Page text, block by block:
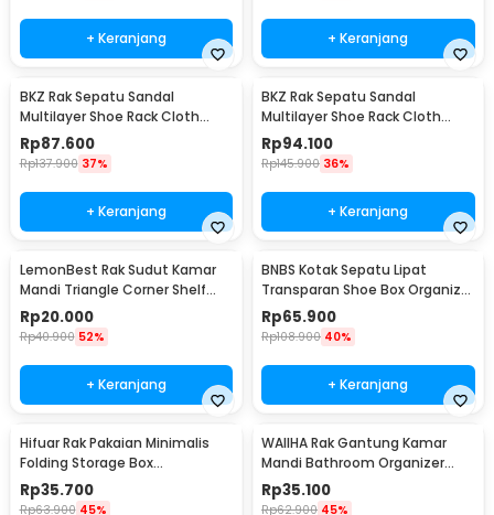
+ Keranjang + Keranjang
BKZ Rak Sepatu Sandal
Multilayer Shoe Rack Cloth
Storage 7 Layer - F10
Rp87.600
Rp137.900 37%
+ Keranjang
BKZ Rak Sepatu Sandal
Multilayer Shoe Rack Cloth
Storage 9 Layer - F10
Rp94.100
Rp145.900 36%
+ Keranjang
LemonBest Rak Sudut Kamar
Mandi Triangle Corner Shelf
Stainless Steel - G49
Rp20.000
Rp40.900 52%
+ Keranjang
BNBS Kotak Sepatu Lipat
Transparan Shoe Box Organizer
6 PCS Size L - LF010
Rp65.900
Rp108.900 40%
+ Keranjang
Hifuar Rak Pakaian Minimalis
Folding Storage Box
95x33x14cm - HR01
Rp35.700
Rp63.900 45%
WAIIHA Rak Gantung Kamar
Mandi Bathroom Organizer
Rack Stainless Steel L - W21
Rp35.100
Rp62.900 45%